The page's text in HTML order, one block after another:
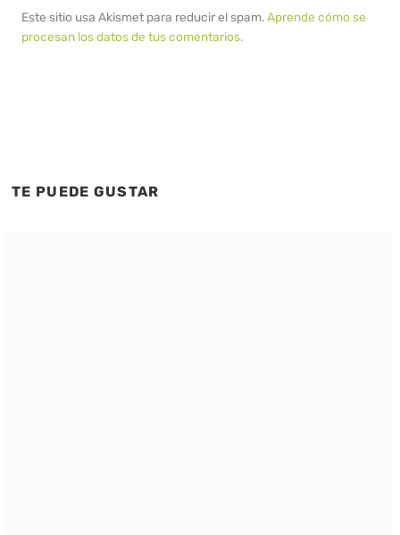
Este sitio usa Akismet para reducir el spam.Aprende cómo se
procesan los datos de tus comentarios.
TE PUEDE GUSTAR